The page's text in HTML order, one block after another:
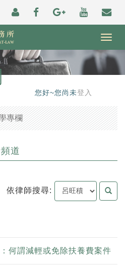
您好~您尚未登入
專欄
道
依律師搜尋:
何謂減輕或免除扶養費案件